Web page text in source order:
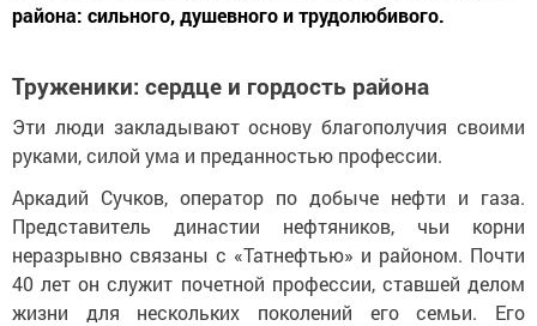
района: сильного, душевного и трудолюбивого.
Труженики: сердце и гордость района
Эти люди закладывают основу благополучия своими
руками, силой ума и преданностью профессии.
Аркадий Сучков, оператор по добыче нефти и газа.
Представитель династии нефтяников, чьи корни
неразрывно связаны с «Татнефтью» и районом. Почти
40 лет он служит почетной профессии, ставшей делом
жизни для нескольких поколений его семьи. Его